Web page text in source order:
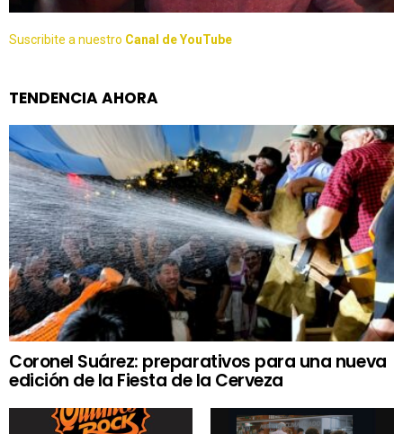
Suscribite a nuestro Canal de YouTube
TENDENCIA AHORA
Coronel Suárez: preparativos para una nueva
edición de la Fiesta de la Cerveza